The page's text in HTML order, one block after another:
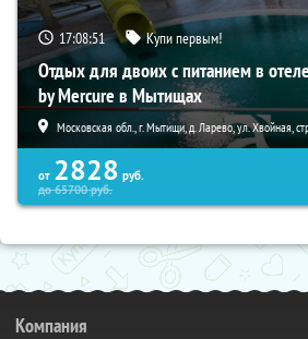
17:08:50 Купи первым!
Отдых для двоих с питанием в
by Mercure в Мытищах
Московская обл., г. Мытищи, д. Ларево, ул. Хвойная,
от 2828 руб.
до65700руб.
Компания